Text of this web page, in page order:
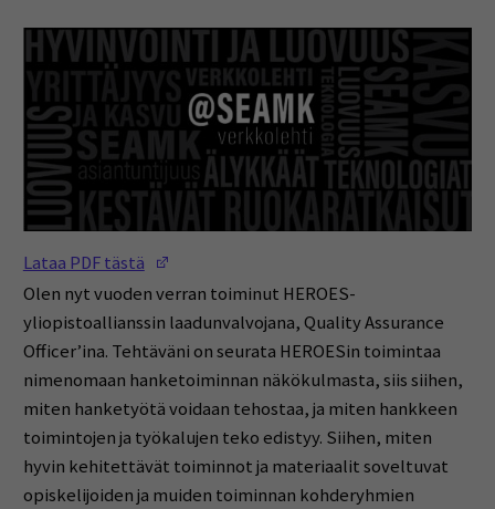
Lataa PDF tästä
Olen nyt vuoden verran toiminut HEROES-
yliopistoallianssin laadunvalvojana, Quality Assurance
Officer’ina. Tehtäväni on seurata HEROESin toimintaa
nimenomaan hanketoiminnan näkökulmasta, siis siihen,
miten hanketyötä voidaan tehostaa, ja miten hankkeen
toimintojen ja työkalujen teko edistyy. Siihen, miten
hyvin kehitettävät toiminnot ja materiaalit soveltuvat
opiskelijoiden ja muiden toiminnan kohderyhmien